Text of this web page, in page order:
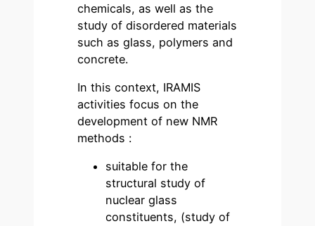
chemicals, as well as the
study of disordered materials
such as glass, polymers and
concrete.
In this context, IRAMIS
activities focus on the
development of new NMR
methods :
suitable for the
structural study of
nuclear glass
constituents, (study of